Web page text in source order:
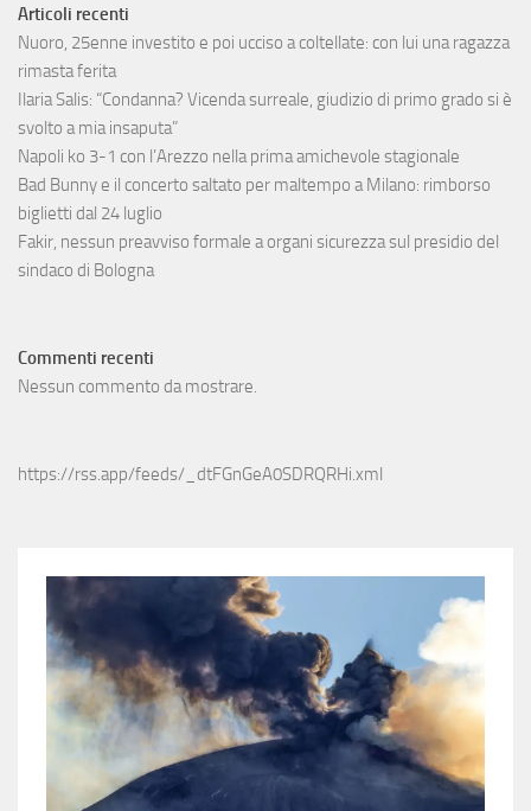
Articoli recenti
Nuoro, 25enne investito e poi ucciso a coltellate: con lui una ragazza
rimasta ferita
Ilaria Salis: “Condanna? Vicenda surreale, giudizio di primo grado si è
svolto a mia insaputa”
Napoli ko 3-1 con l’Arezzo nella prima amichevole stagionale
Bad Bunny e il concerto saltato per maltempo a Milano: rimborso
biglietti dal 24 luglio
Fakir, nessun preavviso formale a organi sicurezza sul presidio del
sindaco di Bologna
Commenti recenti
Nessun commento da mostrare.
https://rss.app/feeds/_dtFGnGeA0SDRQRHi.xml